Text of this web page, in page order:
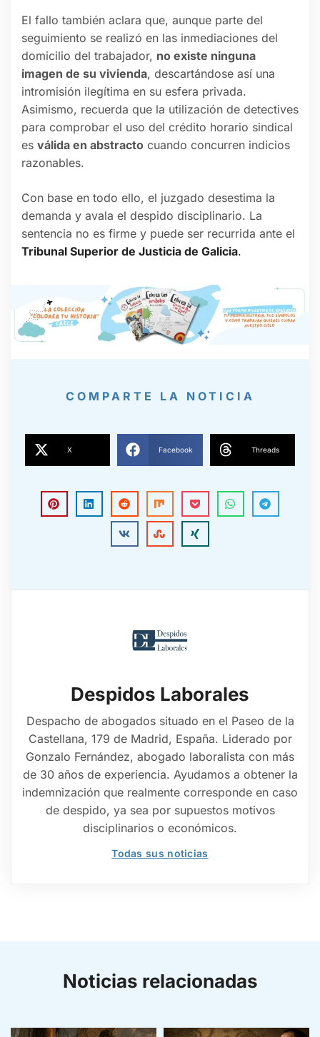
El fallo también aclara que, aunque parte del
seguimiento se realizó en las inmediaciones del
domicilio del trabajador, no existe ninguna
imagen de su vivienda, descartándose así una
intromisión ilegítima en su esfera privada.
Asimismo, recuerda que la utilización de detectives
para comprobar el uso del crédito horario sindical
es válida en abstracto cuando concurren indicios
razonables.
Con base en todo ello, el juzgado desestima la
demanda y avala el despido disciplinario. La
sentencia no es firme y puede ser recurrida ante el
Tribunal Superior de Justicia de Galicia.
COMPARTE LA NOTICIA
X Facebook Threads
Despidos Laborales
Despacho de abogados situado en el Paseo de la
Castellana, 179 de Madrid, España. Liderado por
Gonzalo Fernández, abogado laboralista con más
de 30 años de experiencia. Ayudamos a obtener la
indemnización que realmente corresponde en caso
de despido, ya sea por supuestos motivos
disciplinarios o económicos.
Todas sus noticias
Noticias relacionadas